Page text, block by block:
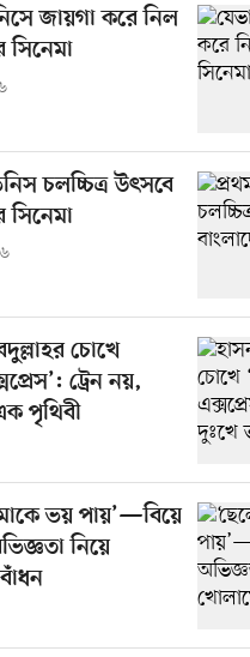
জায়গা করে নিল
সিনেমা
চলচ্চিত্র উৎসবে
সিনেমা
চোখে
ট্রেন নয়,
পৃথিবী
ভয় পায়’—বিয়ে
নিয়ে